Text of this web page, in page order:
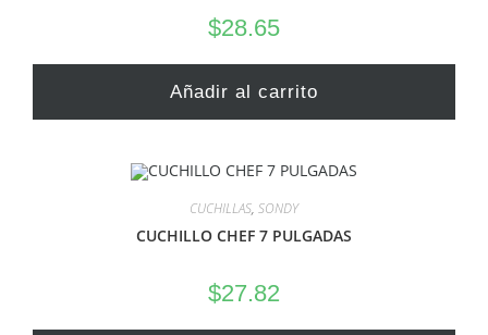
$28.65
Añadir al carrito
CUCHILLAS, SONDY
CUCHILLO CHEF 7 PULGADAS
$27.82